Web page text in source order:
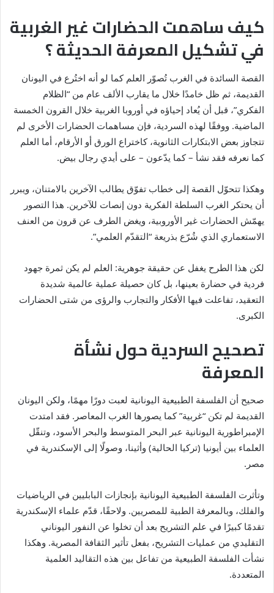
كيف ساهمت الحضارات غير الغربية
في تشكيل المعرفة الحديثة ؟
القصة السائدة في الغرب تُصوّر العلم كما لو أنه اختُرع في اليونان
القديمة، ثم ظل خامدًا خلال ما يقارب الألف عام من “الظلام
الفكري”، قبل أن يُعاد إحياؤه في أوروبا الغربية خلال القرون الخمسة
الماضية. ووفقًا لهذه السردية، فإن مساهمات الحضارات الأخرى لم
تتجاوز بعض الابتكارات الثانوية، كاختراع الورق أو الأرقام، أما العلم
كما نعرفه فقد نشأ – كما يدّعون – على أيدي رجال بيض.
وهكذا تتحوّل القصة إلى خطاب تفوّق يطالب الآخرين بالامتنان، ويبرر
أن يحتكر الغرب السلطة الفكرية دون إنصات للآخرين. هذا التصور
يهمّش الحضارات غير الأوروبية، ويغض الطرف عن قرون من العنف
الاستعماري الذي شُرّع بذريعة “التقدّم العلمي”.
لكن هذا الطرح يغفل عن حقيقة جوهرية: العلم لم يكن ثمرة جهود
فردية في حضارة بعينها، بل كان حصيلة عملية عالمية شديدة
التعقيد، تفاعلت فيها الأفكار والتجارب والرؤى من شتى الحضارات
الكبرى.
تصحيح السردية حول نشأة
المعرفة
صحيح أن الفلسفة الطبيعية اليونانية لعبت دورًا مهمًا، ولكن اليونان
القديمة لم تكن “غربية” كما يصورها الغرب المعاصر. فقد امتدت
الإمبراطورية اليونانية عبر البحر المتوسط والبحر الأسود، وتنقّل
العلماء بين أيونيا (تركيا الحالية) وأثينا، وصولًا إلى الإسكندرية في
مصر.
وتأثرت الفلسفة الطبيعية اليونانية بإنجازات البابليين في الرياضيات
والفلك، وبالمعرفة الطبية للمصريين. ولاحقًا، قدّم علماء الإسكندرية
تقدمًا كبيرًا في علم التشريح بعد أن تخلوا عن النفور اليوناني
التقليدي من عمليات التشريح، بفعل تأثير الثقافة المصرية. وهكذا
نشأت الفلسفة الطبيعية من تفاعل بين هذه التقاليد العلمية
المتعددة.